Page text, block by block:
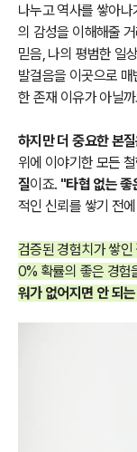
나누고 역사를 쌓아
의 감성을 이해해줄
믿음, 나의 평범한 일
발걸음을 이곳으로
한 존재 이유가 아닐
하지만 더 중요한 본
위에 이야기한 모든
질이죠. "타협 없는 좋
적인 신뢰를 쌓기 전
검증된 경험치가 쌓인
0% 확률의 좋은 경험
워가 없어지면 안 되